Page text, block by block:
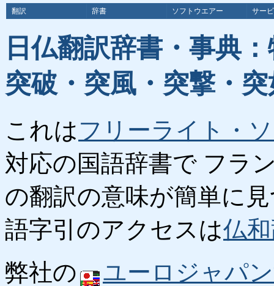
翻訳 辞書 ソフトウエアー サー
日仏翻訳辞書・事典
突破・突風・突撃・
これはフリーライト・
対応の国語辞書で フラ
の翻訳の意味が簡単に
語字引のアクセスは仏
弊社の
ユーロジャパ